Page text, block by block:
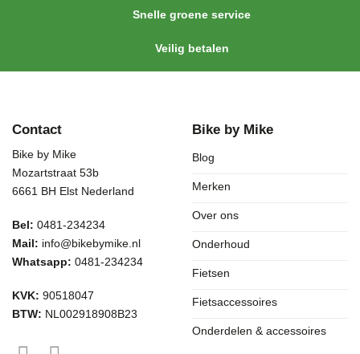
Snelle groene service
Veilig betalen
Contact
Bike by Mike
Mozartstraat 53b
6661 BH Elst Nederland
Bel: 0481-234234
Mail: info@bikebymike.nl
Whatsapp: 0481-234234
KVK: 90518047
BTW: NL002918908B23
Bike by Mike
Blog
Merken
Over ons
Onderhoud
Fietsen
Fietsaccessoires
Onderdelen & accessoires